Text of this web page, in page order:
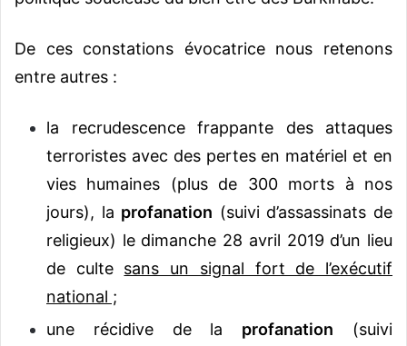
De ces constations évocatrice nous retenons
entre autres :
la recrudescence frappante des attaques
terroristes avec des pertes en matériel et en
vies humaines (plus de 300 morts à nos
jours), la profanation (suivi d’assassinats de
religieux) le dimanche 28 avril 2019 d’un lieu
de culte sans un signal fort de l’exécutif
national ;
une récidive de la profanation (suivi